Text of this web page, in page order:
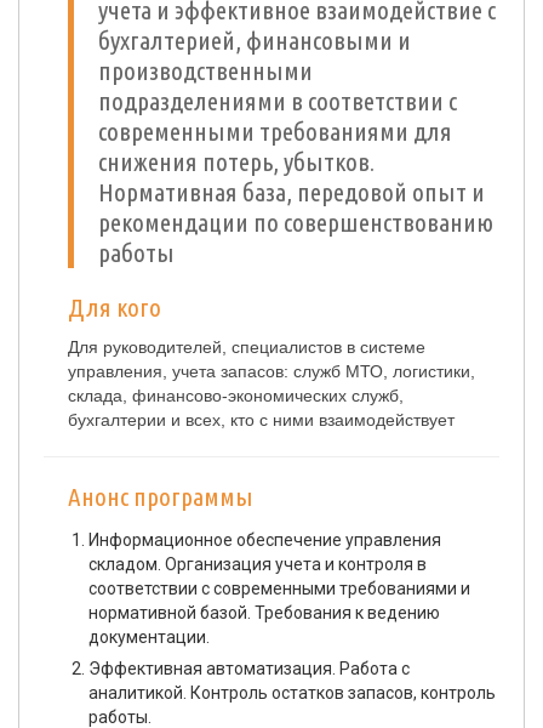
учета и эффективное взаимодействие с
бухгалтерией, финансовыми и
производственными
подразделениями в соответствии с
современными требованиями для
снижения потерь, убытков.
Нормативная база, передовой опыт и
рекомендации по совершенствованию
работы
Для кого
Для руководителей, специалистов в системе
управления, учета запасов: служб МТО, логистики,
склада, финансово-экономических служб,
бухгалтерии и всех, кто с ними взаимодействует
Анонс программы
Информационное обеспечение управления
складом. Организация учета и контроля в
соответствии с современными требованиями и
нормативной базой. Требования к ведению
документации.
Эффективная автоматизация. Работа с
аналитикой. Контроль остатков запасов, контроль
работы.